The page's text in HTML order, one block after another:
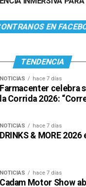
EN
TENDENCIA
NOTICIAS hace 7 días
Farmacenter celebra
la Corrida 2026:
NOTICIAS hace 7 días
DRINKS & MORE
NOTICIAS hace 7 días
Cadam Motor Show